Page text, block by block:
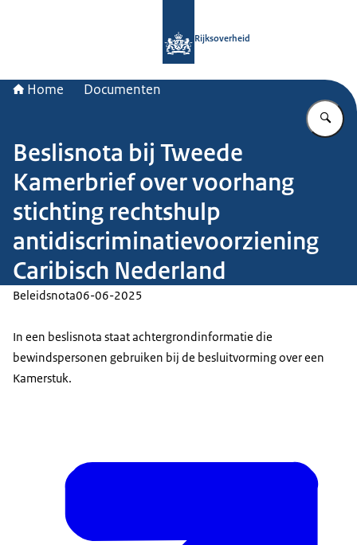
Rijksoverheid
Home Documenten
Beslisnota bij Tweede
Kamerbrief over voorhang
stichting rechtshulp
antidiscriminatievoorziening
Caribisch Nederland
Beleidsnota06-06-2025
In een beslisnota staat achtergrondinformatie die
bewindspersonen gebruiken bij de besluitvorming over een
Kamerstuk.